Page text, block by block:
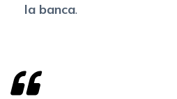
la banca.